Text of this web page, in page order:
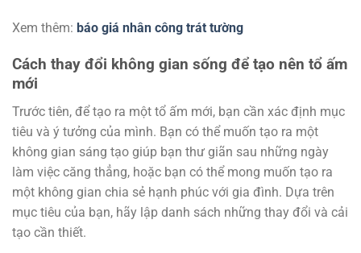
Xem thêm: báo giá nhân công trát tường
Cách thay đổi không gian sống để tạo nên tổ ấm
mới
Trước tiên, để tạo ra một tổ ấm mới, bạn cần xác định mục
tiêu và ý tưởng của mình. Bạn có thể muốn tạo ra một
không gian sáng tạo giúp bạn thư giãn sau những ngày
làm việc căng thẳng, hoặc bạn có thể mong muốn tạo ra
một không gian chia sẻ hạnh phúc với gia đình. Dựa trên
mục tiêu của bạn, hãy lập danh sách những thay đổi và cải
tạo cần thiết.